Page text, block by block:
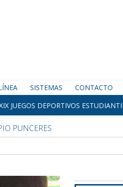
SISTEMAS CONTACTO
JUEGOS DEPORTIVOS
PUNCERES